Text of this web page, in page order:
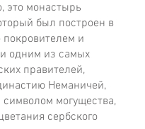
это монастырь
был построен в
покровителем и
одним из самых
правителей,
Неманичей,
символом могущества,
сербского